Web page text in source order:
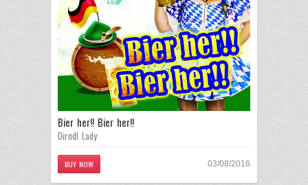
Bier her!! Bier her!!
Dirndl Lady
BUY NOW 03/08/2016